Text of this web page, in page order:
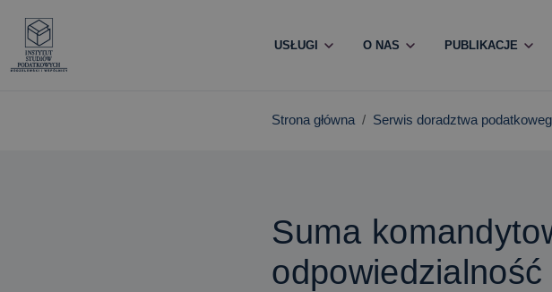
USŁUGI O NAS PUBLIKACJE
Strona główna Serwis doradztwa
Suma